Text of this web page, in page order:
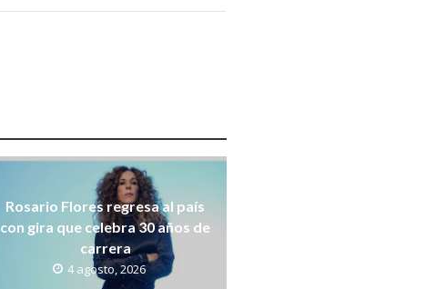
Rosario Flores regresa al país
con gira que celebra 30 años de
carrera
4 agosto, 2026